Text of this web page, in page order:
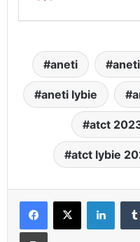
aneti
aneti lybie
atct
atct lybie
Imprimer